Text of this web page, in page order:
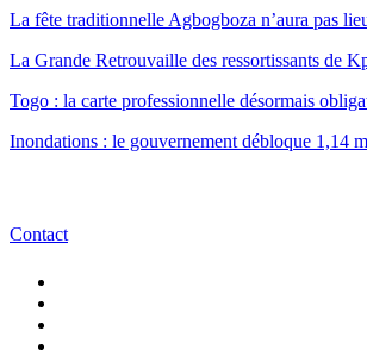
La fête traditionnelle Agbogboza n’aura pas
La Grande Retrouvaille des ressortissants de
Togo : la carte professionnelle désormais
Inondations : le gouvernement débloque 1,14
Contact